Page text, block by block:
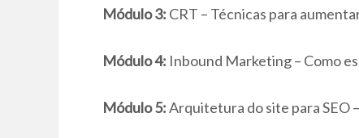
Módulo 3: CRT – Técnicas para
Módulo 4: Inbound Marketing – Como
Módulo 5:Arquitetura do site para SEO